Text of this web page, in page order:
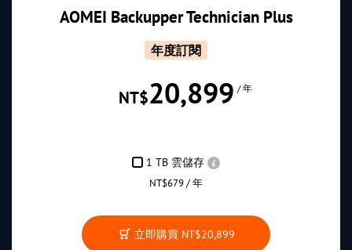
AOMEI Backupper Technician Plus
年度訂閱
NT$20,899 / 年
1 TB 雲儲存
NT$679 / 年
立即購買 NT$20,899